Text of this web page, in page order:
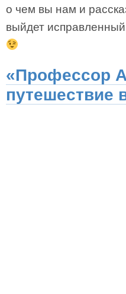
о чем вы нам и
выйдет
«Профессор
путешествие